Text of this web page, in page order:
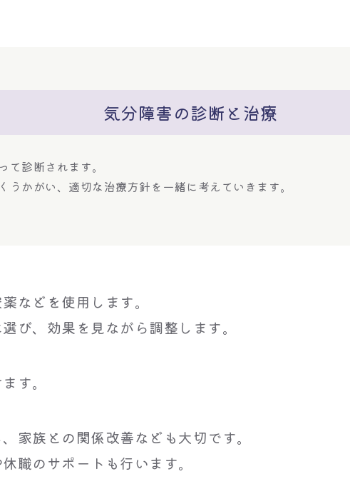
気分障害の診断と治療
診断されます。
かがい、適切な治療方針を一緒に考えていきます。
などを使用します。
び、効果を見ながら調整します。
す。
家族との関係改善なども大切です。
職のサポートも行います。